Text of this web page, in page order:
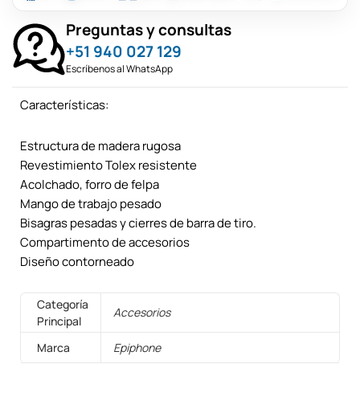
Preguntas y consultas
+51 940 027 129
Escríbenos al WhatsApp
Características:
Estructura de madera rugosa
Revestimiento Tolex resistente
Acolchado, forro de felpa
Mango de trabajo pesado
Bisagras pesadas y cierres de barra de tiro.
Compartimento de accesorios
Diseño contorneado
Categoría
Principal
Accesorios
Marca Epiphone